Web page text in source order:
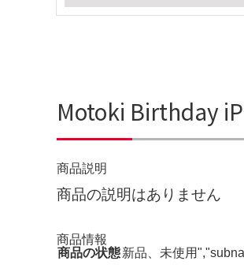
Motoki Birthday
商品説明
商品の説明はありません
商品情報
商品の状態新品、未使用